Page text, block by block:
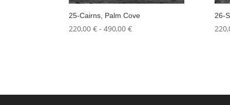
25-Cairns, Palm Cove
220,00€ - 490,00€Fascia
26-